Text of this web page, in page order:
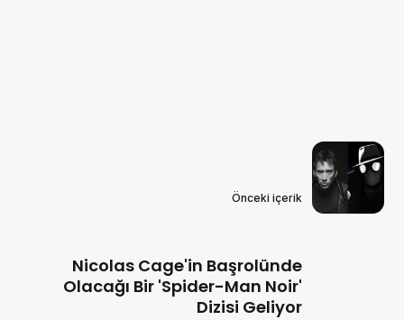
Önceki içerik
Nicolas Cage'in Başrolünde
Olacağı Bir 'Spider-Man Noir'
Dizisi Geliyor